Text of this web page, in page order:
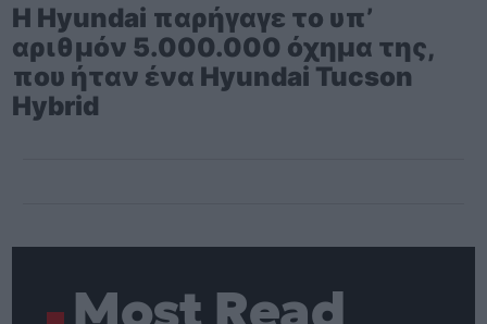
Η Hyundai παρήγαγε το υπ’
αριθμόν 5.000.000 όχημα της,
που ήταν ένα Hyundai Tucson
Hybrid